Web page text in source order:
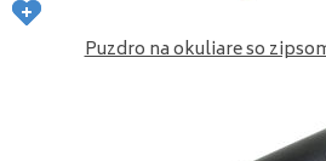
Puzdro na okuliare so